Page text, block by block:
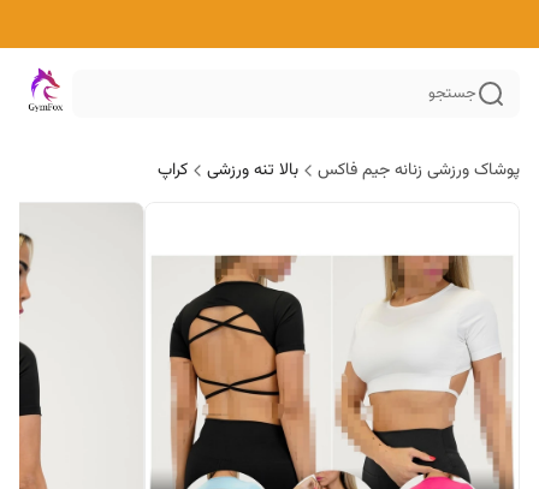
جستجو
پوشاک ورزشی زنانه جیم فاکس بالا تنه ورزشی کراپ